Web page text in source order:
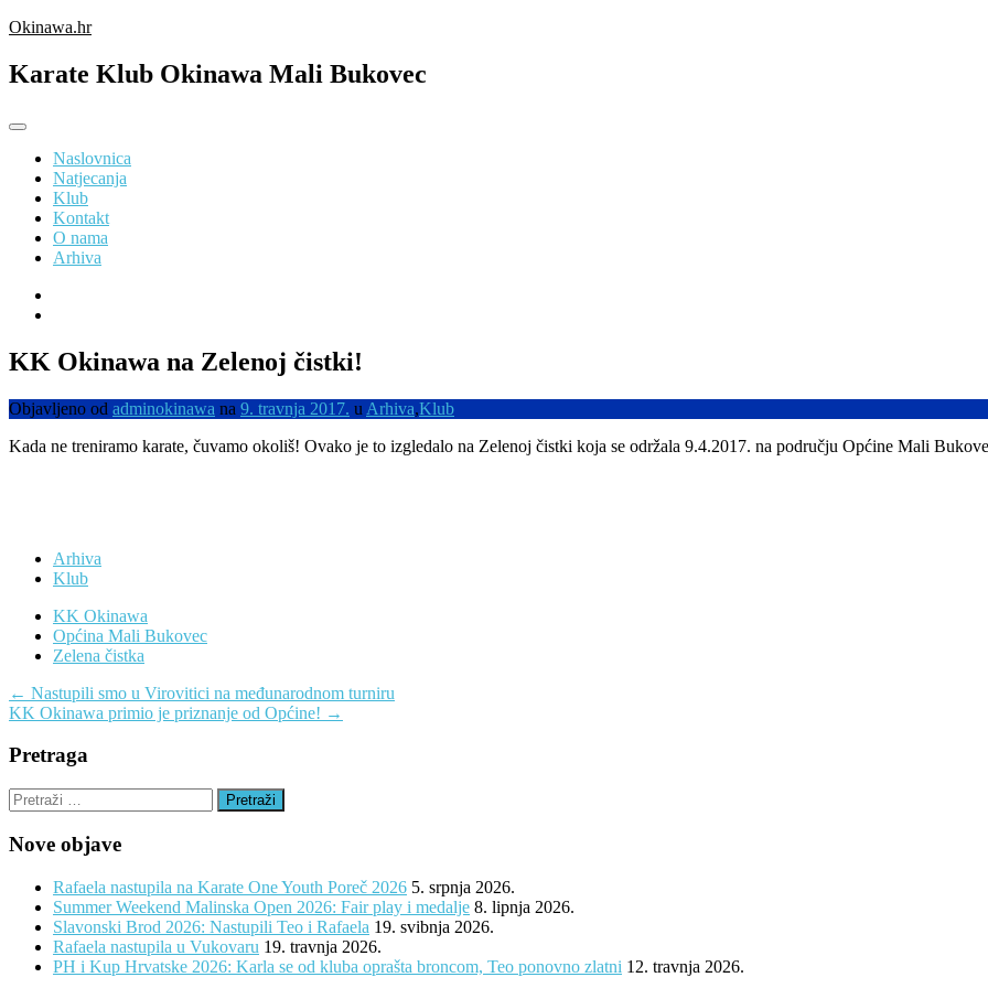
Preskoči
sadržaj
Okinawa.hr
Karate Klub Okinawa Mali Bukovec
Naslovnica
Natjecanja
Klub
Kontakt
O nama
Arhiva
KK Okinawa na Zelenoj čistki!
Objavljeno od adminokinawa na 9. travnja 2017. u Arhiva,Klub
Kada ne treniramo karate, čuvamo okoliš! Ovako je to izgledalo na Zelenoj čistki koja se održala 9.4.2017. na području Općine Mali
Arhiva
Klub
KK Okinawa
Općina Mali Bukovec
Zelena čistka
Navigacija
objava
← Nastupili smo u Virovitici na međunarodnom turniru
KK Okinawa primio je priznanje od Općine! →
Pretraga
Pretraži:
Nove objave
Rafaela nastupila na Karate One Youth Poreč 2026 5. srpnja 2026.
Summer Weekend Malinska Open 2026: Fair play i medalje 8. lipnja 2026.
Slavonski Brod 2026: Nastupili Teo i Rafaela 19. svibnja 2026.
Rafaela nastupila u Vukovaru 19. travnja 2026.
PH i Kup Hrvatske 2026: Karla se od kluba oprašta broncom, Teo ponovno zlatni 12. travnja 2026.